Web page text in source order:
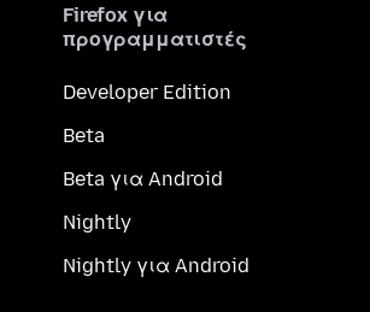
Firefox για
προγραμματιστές
Developer Edition
Beta
Beta για Android
Nightly
Nightly για Android